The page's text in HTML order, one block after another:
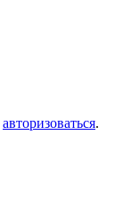
авторизоваться.